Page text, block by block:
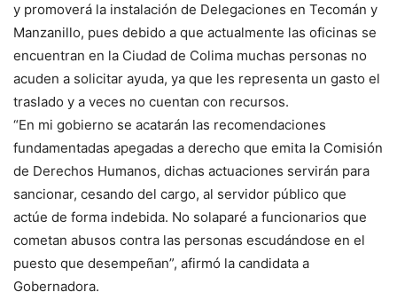
y promoverá la instalación de Delegaciones en Tecomán y
Manzanillo, pues debido a que actualmente las oficinas se
encuentran en la Ciudad de Colima muchas personas no
acuden a solicitar ayuda, ya que les representa un gasto el
traslado y a veces no cuentan con recursos.
“En mi gobierno se acatarán las recomendaciones
fundamentadas apegadas a derecho que emita la Comisión
de Derechos Humanos, dichas actuaciones servirán para
sancionar, cesando del cargo, al servidor público que
actúe de forma indebida. No solaparé a funcionarios que
cometan abusos contra las personas escudándose en el
puesto que desempeñan”, afirmó la candidata a
Gobernadora.